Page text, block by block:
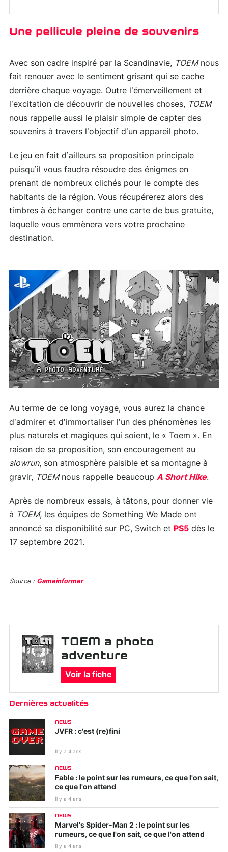
Une pellicule pleine de souvenirs
Avec son cadre inspiré par la Scandinavie, TOEMnous
fait renouer avec le sentiment grisant qui se cache
derrière chaque voyage. Outre l’émerveillement et
l’excitation de découvrir de nouvelles choses, TOEM
nous rappelle aussi le plaisir simple de capter des
souvenirs à travers l’objectif d’un appareil photo.
Le jeu en fait d’ailleurs sa proposition principale
puisqu’il vous faudra résoudre des énigmes en
prenant de nombreux clichés pour le compte des
habitants de la région. Vous récupérerez alors des
timbres à échanger contre une carte de bus gratuite,
laquelle vous emmènera vers votre prochaine
destination.
Au terme de ce long voyage, vous aurez la chance
d’admirer et d’immortaliser l’un des phénomènes les
plus naturels et magiques qui soient, le « Toem ». En
raison de sa proposition, son encouragement au
slowrun, son atmosphère paisible et sa montagne à
gravir, TOEMnous rappelle beaucoup A Short Hike.
Après de nombreux essais, à tâtons, pour donner vie
à TOEM, les équipes de Something We Made ont
annoncé sa disponibilité sur PC, Switch et PS5 dès le
17 septembre 2021.
Source : Gameinformer
TOEM a photo
adventure
Voir la fiche
Dernières actualités
NEWS
JVFR : c'est (re)fini
Il y a 4 ans
NEWS
Fable : le point sur les rumeurs, ce que l'on sait,
ce que l'on attend
Il y a 4 ans
NEWS
Marvel's Spider-Man 2 : le point sur les
rumeurs, ce que l'on sait, ce que l'on attend
Il y a 4 ans